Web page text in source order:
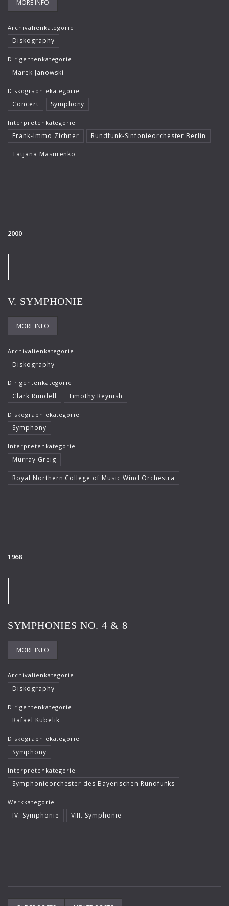
MORE INFO
Archivalienkategorie
Diskography
Dirigentenkategorie
Marek Janowski
Diskographiekategorie
Concert Symphony
Interpretenkategorie
Frank-Immo Zichner Rundfunk-Sinfonieorchester Berlin
Tatjana Masurenko
2000
V. SYMPHONIE
MORE INFO
Archivalienkategorie
Diskography
Dirigentenkategorie
Clark Rundell Timothy Reynish
Diskographiekategorie
Symphony
Interpretenkategorie
Murray Greig
Royal Northern College of Music Wind Orchestra
1968
SYMPHONIES NO. 4 & 8
MORE INFO
Archivalienkategorie
Diskography
Dirigentenkategorie
Rafael Kubelik
Diskographiekategorie
Symphony
Interpretenkategorie
Symphonieorchester des Bayerischen Rundfunks
Werkkategorie
IV. Symphonie VIII. Symphonie
Posts